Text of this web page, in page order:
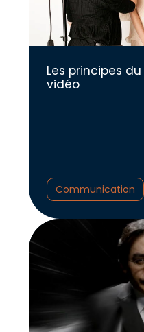
Les principes
vidéo
Communication